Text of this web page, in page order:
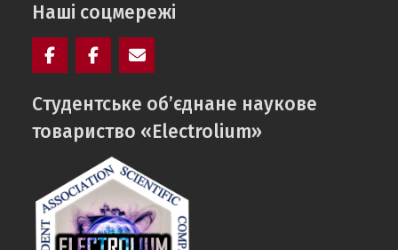
Наші соцмережі
кафедри
mail
Cтудентське об’єднане наукове
товариство «Electrolium»